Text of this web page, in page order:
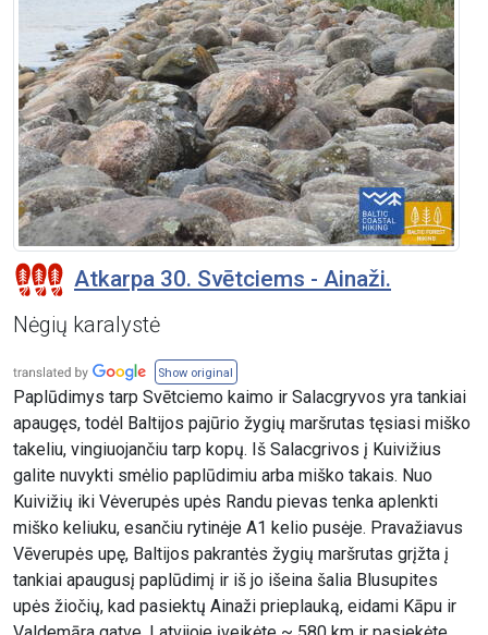
Atkarpa 30. Svētciems - Ainaži.
Nėgių karalystė
Show original
Paplūdimys tarp Svētciemo kaimo ir Salacgryvos yra tankiai
apaugęs, todėl Baltijos pajūrio žygių maršrutas tęsiasi miško
takeliu, vingiuojančiu tarp kopų. Iš Salacgrivos į Kuivižius
galite nuvykti smėlio paplūdimiu arba miško takais. Nuo
Kuivižių iki Vėverupės upės Randu pievas tenka aplenkti
miško keliuku, esančiu rytinėje A1 kelio pusėje. Pravažiavus
Vēverupės upę, Baltijos pakrantės žygių maršrutas grįžta į
tankiai apaugusį paplūdimį ir iš jo išeina šalia Blusupites
upės žiočių, kad pasiektų Ainaži prieplauką, eidami Kāpu ir